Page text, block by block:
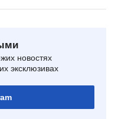
новостях
эксклюзивах